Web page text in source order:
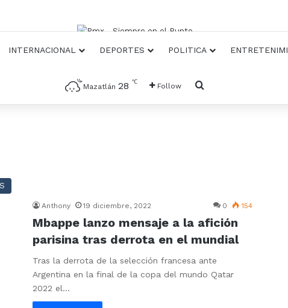
INTERNACIONAL DEPORTES POLITICA
Mazatlán 28 ℃ Follow Busqueda
Anthony 19 diciembre, 2022 0 154
Mbappe lanzo mensaje a la afición
parisina tras derrota en el mundial
Tras la derrota de la selección francesa ante
Argentina en la final de la copa del mundo Qatar
2022 el…